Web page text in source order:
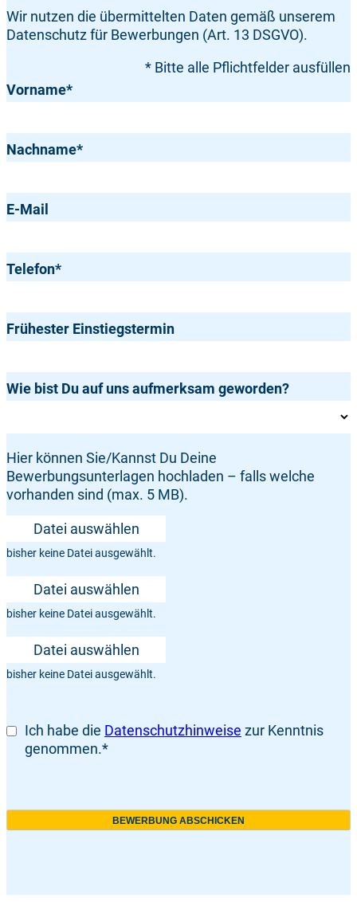
Wir nutzen die übermittelten Daten gemäß unserem
Datenschutz für Bewerbungen (Art. 13 DSGVO).
* Bitte alle Pflichtfelder ausfüllen
Vorname*
Nachname*
E-Mail
Telefon*
Frühester Einstiegstermin
Wie bist Du auf uns aufmerksam geworden?
Hier können Sie/Kannst Du Deine
Bewerbungsunterlagen hochladen – falls welche
vorhanden sind (max. 5 MB).
Datei auswählen
bisher keine Datei ausgewählt.
Datei auswählen
bisher keine Datei ausgewählt.
Datei auswählen
bisher keine Datei ausgewählt.
Ich habe die Datenschutzhinweise zur Kenntnis
genommen.*
BEWERBUNG ABSCHICKEN